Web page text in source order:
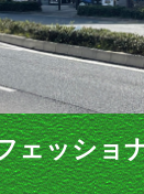
ェッショ